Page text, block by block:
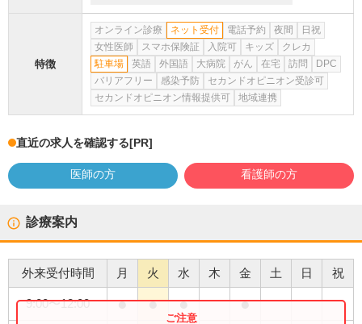
特徴
オンライン診療 ネット受付 電話予約 夜間
日祝
女性医師
スマホ保険証 入院可 キッズ
クレカ
駐車場
英語 外国語 大病院 がん 在宅 訪問
DPC
バリアフリー
感染予防
セカンドオピニオン受診可
セカンドオピニオン情報提供可
地域連携
直近の求人を確認する[PR]
医師の方 看護師の方
診療案内
外来受付時間 月 火 水 木 金 土 日 祝
9:00〜12:00 ● ● ● ●